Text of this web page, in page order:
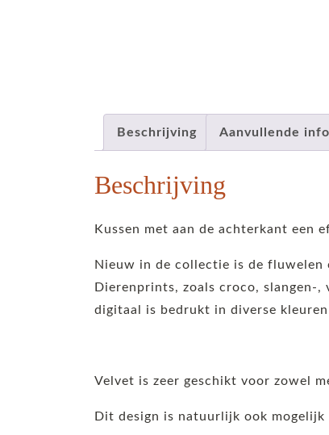
Beschrijving Aanvullende
Beschrijving
Kussen met aan de achterkant een
Nieuw in de collectie is de
Dierenprints, zoals croco, slangen-
digitaal is bedrukt in diverse kleuren
Velvet is zeer geschikt voor zowel
Dit design is natuurlijk ook